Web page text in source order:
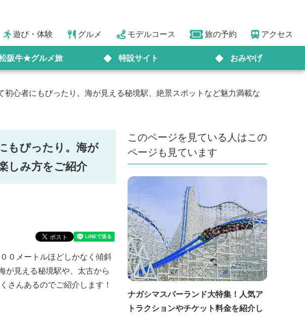
遊び・体験 グルメ モデルコース 旅の予約 アクセス
阪牛★グルメ旅 特設サイト おみやげ
心者にもぴったり。海が見える秘境駅、絶景スポットなど魅力満載な
もぴったり。海が
しみ方をご紹介
０メートルほどしかなく傾斜
が見える秘境駅や、太古から
さんあるのでご紹介します！
このページを見ている人はこの
ページも見ています
ナガシマスパーランド大特集！人気ア
トラクションやチケット料金を紹介し